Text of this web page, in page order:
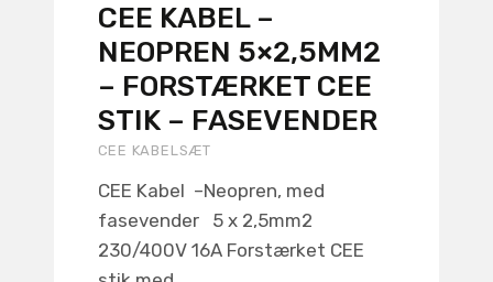
CEE KABEL –
NEOPREN 5×2,5MM2
– FORSTÆRKET CEE
STIK – FASEVENDER
CEE KABELSÆT
CEE Kabel –Neopren, med
fasevender 5 x 2,5mm2
230/400V 16A Forstærket CEE